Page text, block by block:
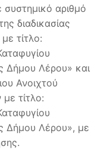
συστημικό αριθμό
διαδικασίας
τίτλο:
Δήμου Λέρου» και
Ανοιχτού
τίτλο:
Δήμου Λέρου», με